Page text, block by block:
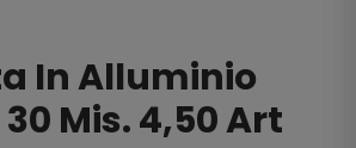
In Alluminio
Mis. 4,50 Art